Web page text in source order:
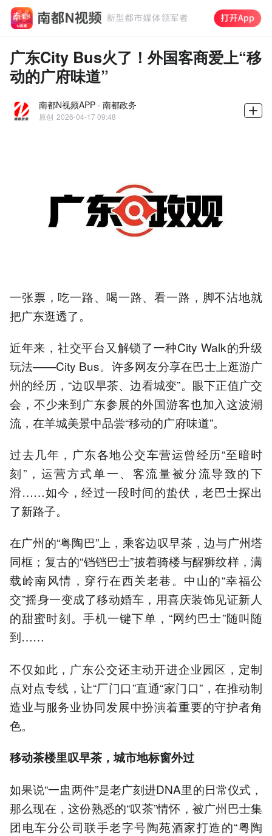
广东City Bus火了！外国客商爱上“移
动的广府味道”
南都N视频APP · 南都政务
原创 2026-04-17 09:48
一张票，吃一路、喝一路、看一路，脚不沾地就
把广东逛透了。
近年来，社交平台又解锁了一种City Walk的升级
玩法——City Bus。许多网友分享在巴士上逛游广
州的经历，“边叹早茶、边看城变”。眼下正值广交
会，不少来到广东参展的外国游客也加入这波潮
流，在羊城美景中品尝“移动的广府味道”。
过去几年，广东各地公交车营运曾经历“至暗时
刻”，运营方式单一、客流量被分流导致的下
滑……如今，经过一段时间的蛰伏，老巴士探出
了新路子。
在广州的“粤陶巴”上，乘客边叹早茶，边与广州塔
同框；复古的“铛铛巴士”披着骑楼与醒狮纹样，满
载岭南风情，穿行在西关老巷。中山的“幸福公
交”摇身一变成了移动婚车，用喜庆装饰见证新人
的甜蜜时刻。手机一键下单，“网约巴士”随叫随
到……
不仅如此，广东公交还主动开进企业园区，定制
点对点专线，让“厂门口”直通“家门口”，在推动制
造业与服务业协同发展中扮演着重要的守护者角
色。
移动茶楼里叹早茶，城市地标窗外过
如果说“一盅两件”是老广刻进DNA里的日常仪式，
那么现在，这份熟悉的“叹茶”情怀，被广州巴士集
团电车分公司联手老字号陶苑酒家打造的“粤陶